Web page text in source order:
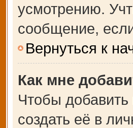
усмотрению.
сообщение,
Вернуться к
Как мне
Чтобы
создать её в